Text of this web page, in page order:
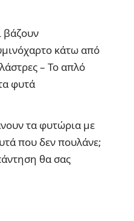
βάζουν
κάτω από
– Το απλό
φυτά
τα φυτώρια με
που δεν πουλάνε;
θα σας